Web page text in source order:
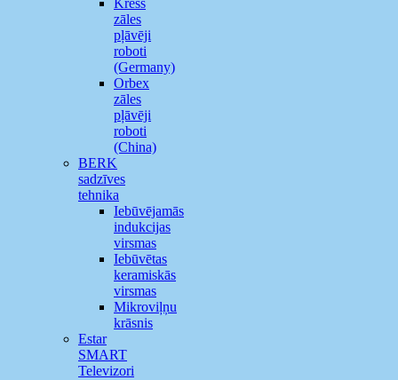
Kress
zāles
pļāvēji
roboti
(Germany)
Orbex
zāles
pļāvēji
roboti
(China)
BERK
sadzīves
tehnika
Iebūvējamās
indukcijas
virsmas
Iebūvētas
keramiskās
virsmas
Mikroviļņu
krāsnis
Estar
SMART
Televizori